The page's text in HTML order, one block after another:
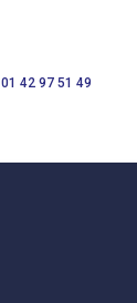
01 42 97 51 49